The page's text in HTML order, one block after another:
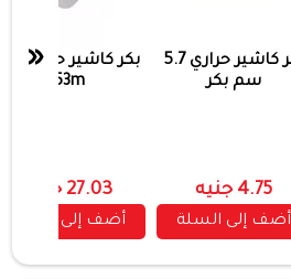
بكر كاشير حراري 5.7
سم بكر
4.75 جنيه
أضف إلى السلة
53m
27.03 جنيه
أضف إلى السلة
«